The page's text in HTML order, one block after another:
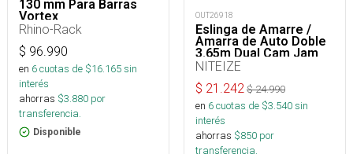
130 mm Para Barras
Vortex
Rhino-Rack
$ 96.990
en 6cuotas de $16.165sin
interés
ahorras $3.880 por
transferencia.
Disponible
OUT26918
Eslinga de Amarre /
Amarra de Auto Doble
3.65m Dual Cam Jam
NITEIZE
$ 21.242 $24.990
en 6cuotas de $3.540sin
interés
ahorras $850 por
transferencia.